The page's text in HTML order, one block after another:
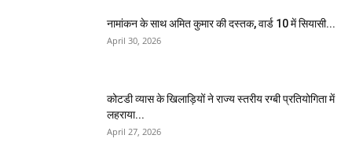
नामांकन के साथ अमित कुमार की दस्तक, वार्ड 10 में सियासी...
April 30, 2026
कोटडी व्यास के खिलाड़ियों ने राज्य स्तरीय रग्बी प्रतियोगिता में
लहराया...
April 27, 2026